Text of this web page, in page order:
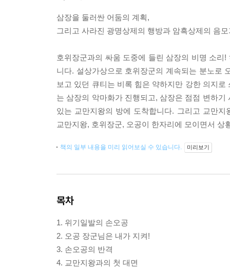
삼장을 둘러싼 어둠의 계획,
그리고 사라진 광명상제의 행방과 암흑상제의 음
호위장군과의 싸움 도중에 들린 삼장의 비명 소
니다. 설상가상으로 호위장군의 계속되는 분노로
보고 있던 큐티는 비록 힘은 약하지만 강한 의지
는 삼장의 악마화가 진행되고, 삼장은 점점 변하
있는 교만지왕의 방에 도착합니다. 그리고 교만
교만지왕, 호위장군, 오공이 한자리에 모이면서
책의 일부 내용을 미리 읽어보실 수 있습니다. 미리보기
목차
1. 위기일발의 손오공
2. 오공 장군님은 내가 지켜!
3. 손오공의 반격
4. 교만지왕과의 첫 대면